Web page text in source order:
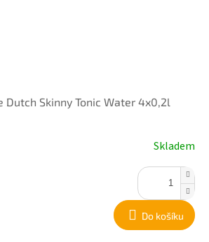
Dutch Skinny Tonic Water 4x0,2l
Skladem
Do košíku